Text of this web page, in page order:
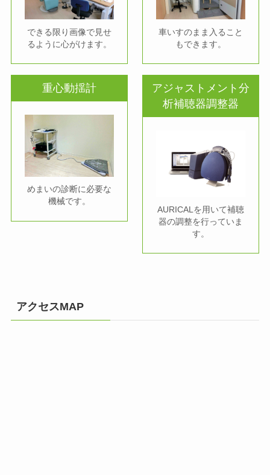
できる限り画像で見せ
るように心がけます。
車いすのまま入ること
もできます。
重心動揺計
めまいの診断に必要な
機械です。
アジャストメント分
析補聴器調整器
AURICALを用いて補聴
器の調整を行っていま
す。
アクセスMAP